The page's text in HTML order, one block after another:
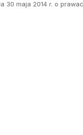
30 maja 2014 r. o